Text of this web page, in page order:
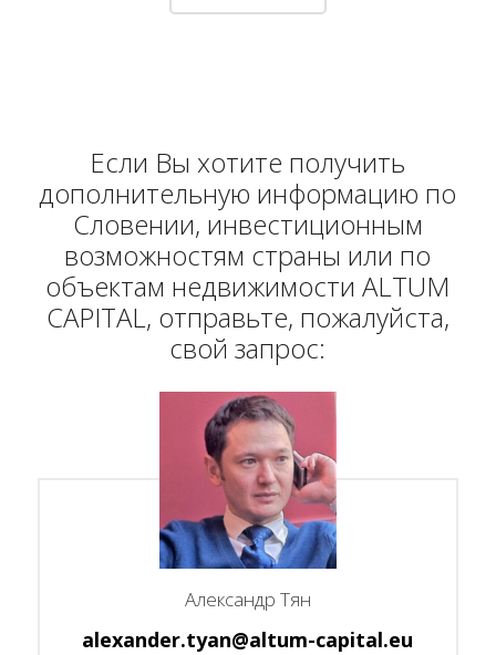
Если Вы хотите получить
дополнительную информацию по
Словении, инвестиционным
возможностям страны или по
объектам недвижимости ALTUM
CAPITAL, отправьте, пожалуйста,
свой запрос:
Александр Тян
alexander.tyan@altum-capital.eu